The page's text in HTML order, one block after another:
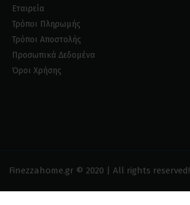
Εταιρεία
Τρόποι Πληρωμής
Τρόποι Αποστολής
Προσωπικά Δεδομένα
Όροι Χρήσης
Finezzahome.gr © 2020 | All rights reserved!